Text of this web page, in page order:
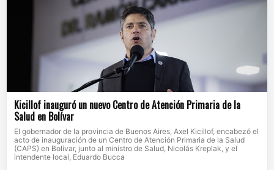
Kicillof inauguró un nuevo Centro de Atención Primaria de la
Salud en Bolívar
El gobernador de la provincia de Buenos Aires, Axel Kicillof, encabezó el
acto de inauguración de un Centro de Atención Primaria de la Salud
(CAPS) en Bolívar, junto al ministro de Salud, Nicolás Kreplak, y el
intendente local, Eduardo Bucca